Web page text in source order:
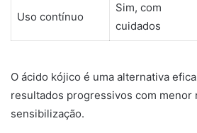
Uso contínuo
Sim, com
cuidados
O ácido kójico é uma alternativa
resultados progressivos com menor
sensibilização.